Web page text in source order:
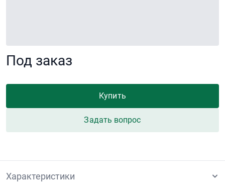
Под заказ
Купить
Задать вопрос
Характеристики